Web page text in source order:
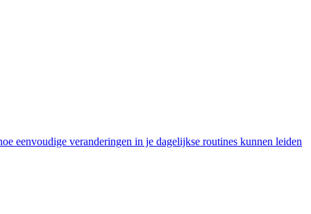
eenvoudige veranderingen in je dagelijkse routines kunnen leiden